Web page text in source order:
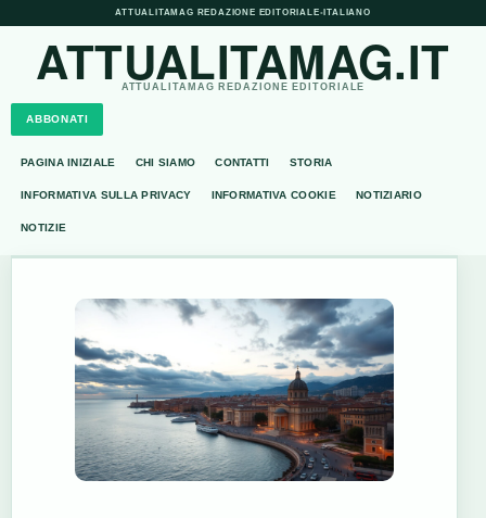
ATTUALITAMAG REDAZIONE EDITORIALE• ITALIANO
ATTUALITAMAG.IT
ATTUALITAMAG REDAZIONE EDITORIALE
ABBONATI
PAGINA INIZIALE CHI SIAMO CONTATTI STORIA
INFORMATIVA SULLA PRIVACY INFORMATIVA COOKIE NOTIZIARIO
NOTIZIE